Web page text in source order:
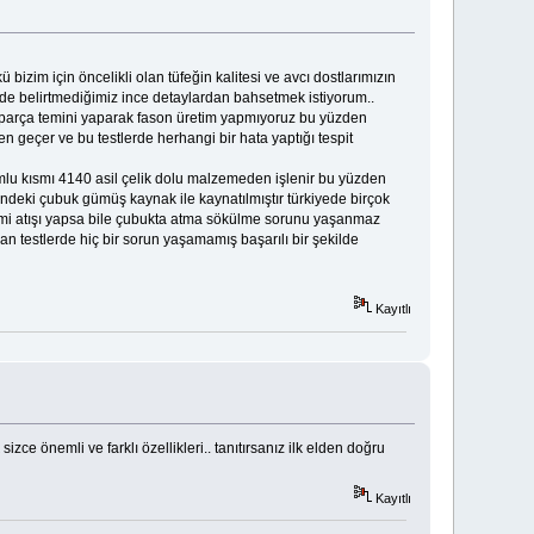
için öncelikli olan tüfeğin kalitesi ve avcı dostlarımızın
belirtmediğimiz ince detaylardan bahsetmek istiyorum..
temini yaparak fason üretim yapmıyoruz bu yüzden
geçer ve bu testlerde herhangi bir hata yaptığı tespit
kısmı 4140 asil çelik dolu malzemeden işlenir bu yüzden
çubuk gümüş kaynak ile kaynatılmıştır türkiyede birçok
atışı yapsa bile çubukta atma sökülme sorunu yaşanmaz
testlerde hiç bir sorun yaşamamış başarılı bir şekilde
Kayıtlı
önemli ve farklı özellikleri.. tanıtırsanız ilk elden doğru
Kayıtlı